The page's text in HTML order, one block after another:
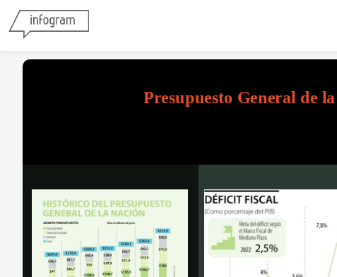
Presupuesto General de